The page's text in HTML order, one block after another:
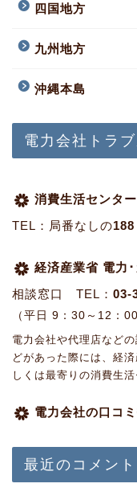
四国地方
九州地方
沖縄本島
電力会社トラ
消費生活センター
TEL：局番なしの188
経済産業省 電力
相談窓口 TEL： 03-
（平日 9：30～12：
電力会社や代理店など
どがあった際には、経
しくは最寄りの消費生
電力会社の口コ
最近のコメント